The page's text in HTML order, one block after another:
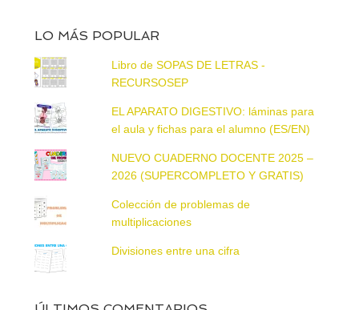
LO MÁS POPULAR
Libro de SOPAS DE LETRAS -
RECURSOSEP
EL APARATO DIGESTIVO: láminas para
el aula y fichas para el alumno (ES/EN)
NUEVO CUADERNO DOCENTE 2025 –
2026 (SUPERCOMPLETO Y GRATIS)
Colección de problemas de
multiplicaciones
Divisiones entre una cifra